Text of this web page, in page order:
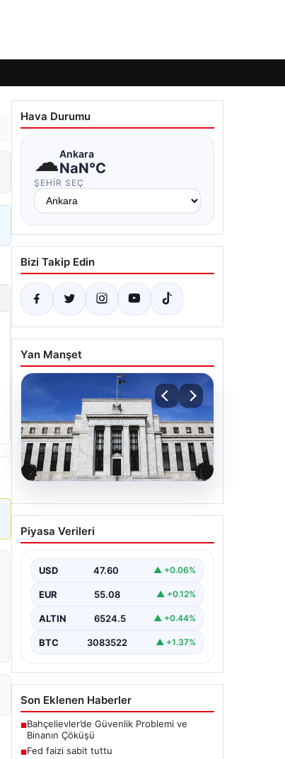
Hava Durumu
☁Ankara
NaN°C
ŞEHIR SEÇ
Bizi Takip Edin
Yan Manşet
Fed faizi sabit tuttu
Piyasa Verileri
USD 47.60 ▲ +0.06%
EUR 55.08 ▲ +0.12%
ALTIN 6524.5 ▲ +0.44%
BTC 3083522 ▲ +1.37%
Son Eklenen Haberler
■Bahçelievler’de Güvenlik Problemi ve
Binanın Çöküşü
■Fed faizi sabit tuttu